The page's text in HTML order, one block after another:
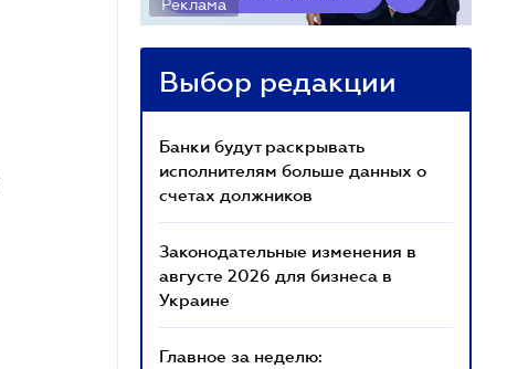
Реклама
Выбор редакции
Банки будут раскрывать
исполнителям больше данных о
счетах должников
Законодательные изменения в
августе 2026 для бизнеса в
Украине
Главное за неделю: